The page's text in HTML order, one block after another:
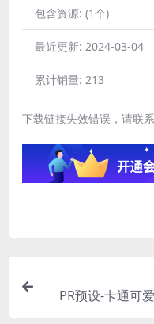
包含资源: (1个)
最近更新: 2024-03-04
累计销量: 213
下载链接失效错误，请联
PR预设-卡通可